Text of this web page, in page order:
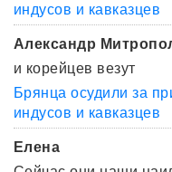
индусов и кавказцев
Александр
и корейцев везут
Брянца осудили за
индусов и кавказцев
Елена